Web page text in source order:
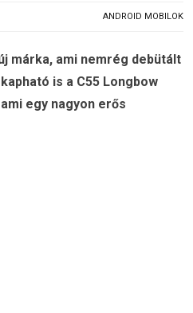
ANDROID MOBILOK
márka, ami nemrég debütált
is a C55 Longbow
egy nagyon erős